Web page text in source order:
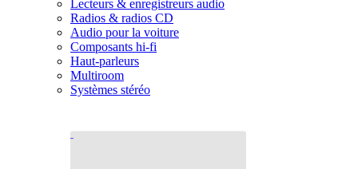
Lecteurs & enregistreurs audio
Radios & radios CD
Audio pour la voiture
Composants hi-fi
Haut-parleurs
Multiroom
Systèmes stéréo